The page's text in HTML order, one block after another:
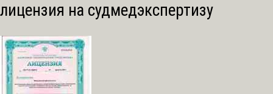
лицензия на судмедэкспертизу